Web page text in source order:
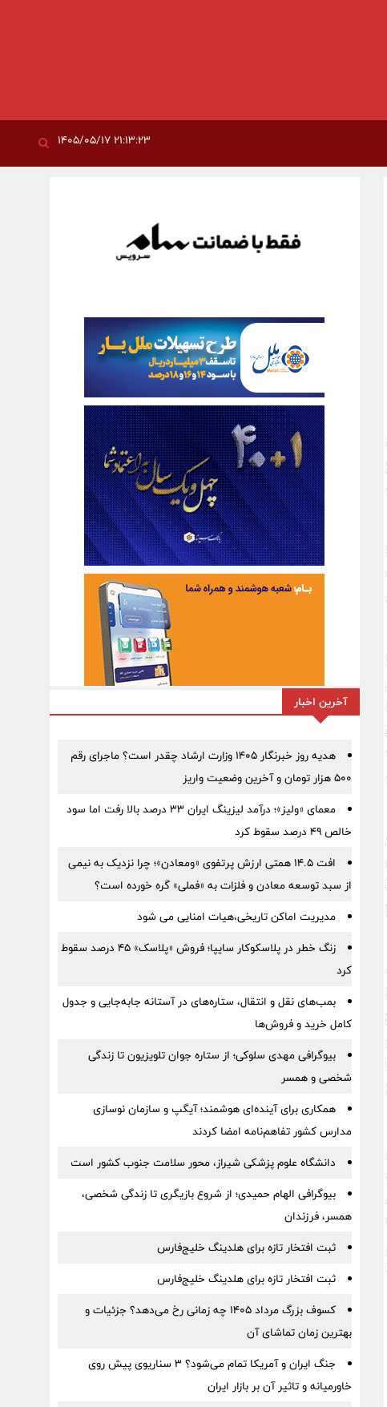
آخرین اخبار
هدیه روز خبرنگار ۱۴۰۵ وزارت ارشاد چقدر است؟ ماجرای رقم
۵۰۰ هزار تومان و آخرین وضعیت واریز
معمای «ولیز»؛ درآمد لیزینگ ایران ۳۳ درصد بالا رفت اما سود
خالص ۴۹ درصد سقوط کرد
افت ۱۴.۵ همتی ارزش پرتفوی «ومعادن»؛ چرا نزدیک به نیمی
از سبد توسعه معادن و فلزات به «فملی» گره خورده است؟
مدیریت اماکن تاریخی،هیات امنایی می شود
زنگ خطر در پلاسکوکار سایپا؛ فروش «پلاسک» ۴۵ درصد سقوط
کرد
بمب‌های نقل و انتقال، ستاره‌های در آستانه جابه‌جایی و جدول
کامل خرید و فروش‌ها
بیوگرافی مهدی سلوکی؛ از ستاره جوان تلویزیون تا زندگی
شخصی و همسر
همکاری برای آینده‌ای هوشمند؛ آیگپ و سازمان نوسازی
مدارس کشور تفاهم‌نامه امضا کردند
دانشگاه علوم پزشکی شیراز، محور سلامت جنوب کشور است
بیوگرافی الهام حمیدی؛ از شروع بازیگری تا زندگی شخصی،
همسر، فرزندان
ثبت افتخار تازه برای هلدینگ خلیج‌فارس
ثبت افتخار تازه برای هلدینگ خلیج‌فارس
کسوف بزرگ مرداد ۱۴۰۵ چه زمانی رخ می‌دهد؟ جزئیات و
بهترین زمان تماشای آن
جنگ ایران و آمریکا تمام می‌شود؟ ۳ سناریوی پیش روی
خاورمیانه و تاثیر آن بر بازار ایران